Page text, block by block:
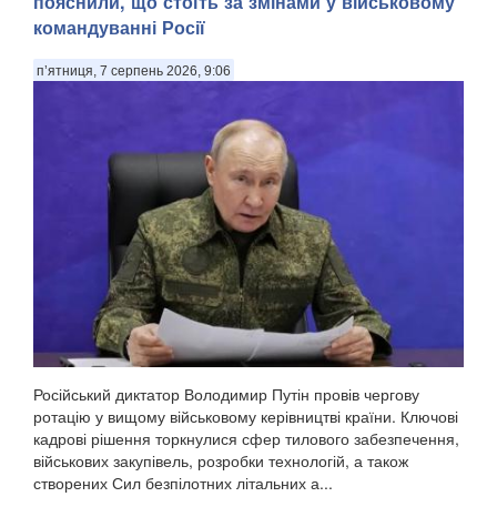
пише The Wall Street Journal із посиланням на оцінки
американської розвідки, передають Патріоти України. За
даними розвідки США, йдеться не лише ...
командуванні Росії
п’ятниця, 7 серпень 2026, 9:06
Російський диктатор Володимир Путін провів чергову
ротацію у вищому військовому керівництві країни. Ключові
кадрові рішення торкнулися сфер тилового забезпечення,
військових закупівель, розробки технологій, а також
створених Сил безпілотних літальних а...